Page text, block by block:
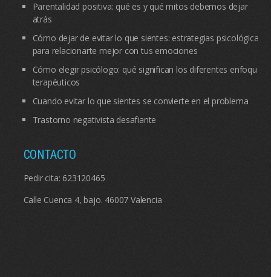
Parentalidad positiva: qué es y qué mitos debemos dejar
atrás
Cómo dejar de evitar lo que sientes: estrategias psicológicas
para relacionarte mejor con tus emociones
Cómo elegir psicólogo: qué significan los diferentes enfoques
terapéuticos
Cuando evitar lo que sientes se convierte en el problema
Trastorno negativista desafiante
CONTACTO
Pedir cita: 623120465
Calle Cuenca 4, bajo. 46007 Valencia